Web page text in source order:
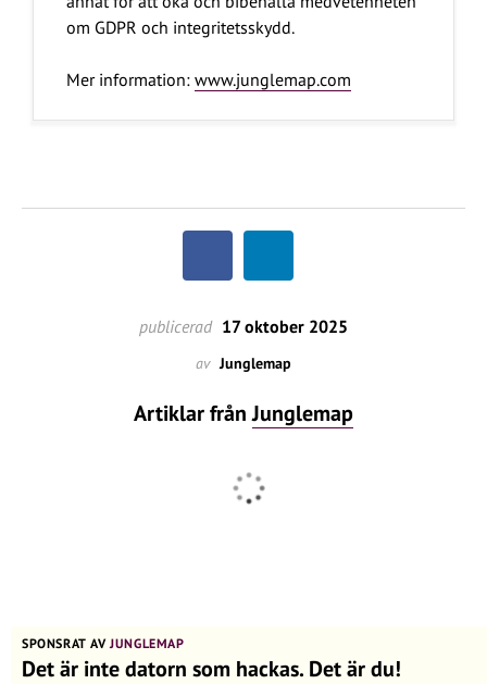
om GDPR och integritetsskydd.
Mer information: www.junglemap.com
publicerad 17 oktober 2025
av Junglemap
Artiklar frånJunglemap
SPONSRAT AVJUNGLEMAP
Det är inte datorn som hackas. Det är du!